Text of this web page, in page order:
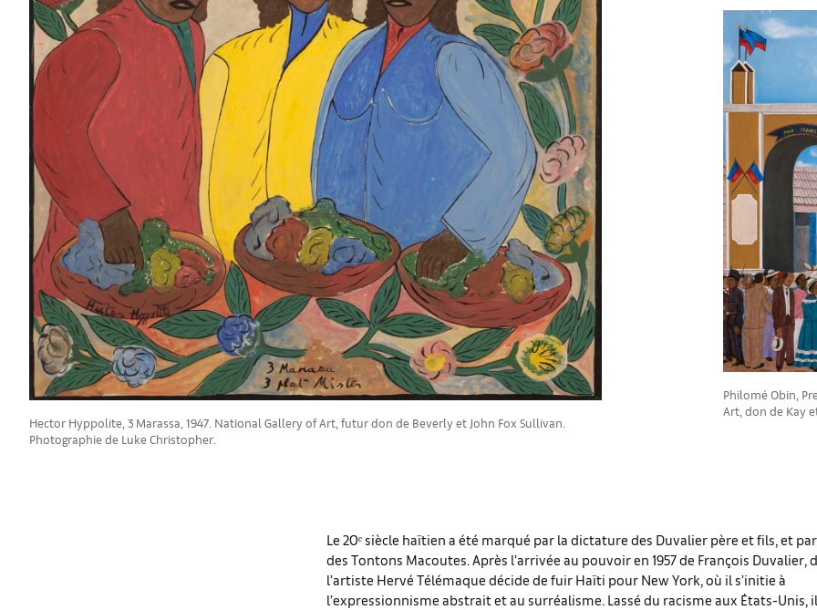
Hector Hyppolite, 3 Marassa, 1947. National Gallery of Art, futur don de Beverly et John Fox Sullivan.
Photographie de Luke Christopher.
Philomé Obin,
Art, don de Kay
Le 20ᵉ siècle haïtien a été marqué par la dictature des Duvalier père et fils, et
des Tontons Macoutes. Après l’arrivée au pouvoir en 1957 de François Duvalier,
l’artiste Hervé Télémaque décide de fuir Haïti pour New York, où il s’initie à
l’expressionnisme abstrait et au surréalisme. Lassé du racisme aux États-Unis,